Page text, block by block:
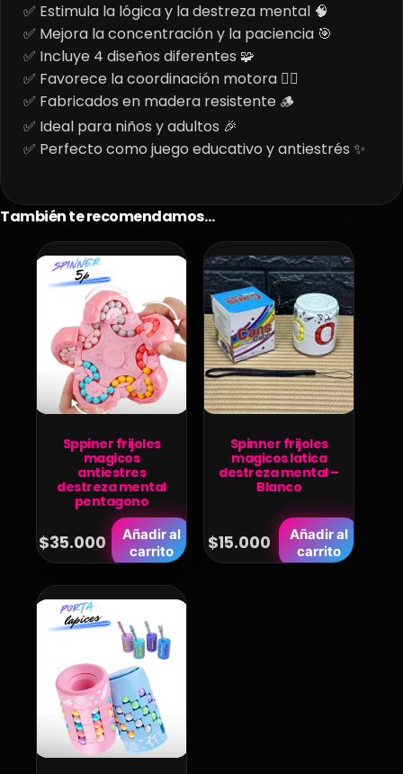
✅ Estimula la lógica y la destreza mental 🧠
✅ Mejora la concentración y la paciencia 🎯
✅ Incluye 4 diseños diferentes 🧩
✅ Favorece la coordinación motora 🤹‍♂️
✅ Fabricados en madera resistente 🪵
✅ Ideal para niños y adultos 🎉
✅ Perfecto como juego educativo y antiestrés ✨
También te recomendamos…
Sppiner frijoles
magicos
antiestres
destreza mental
pentagono
$35.000
Añadir al
carrito
Spinner frijoles
magicos latica
destreza mental –
Blanco
$15.000
Añadir al
carrito